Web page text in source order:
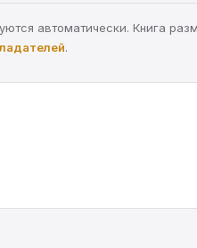
автоматически. Книга
.